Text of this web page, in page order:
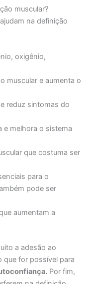
muscular?
na definição
oxigênio,
muscular e aumenta o
reduz sintomas do
e melhora o sistema
que costuma ser
para o
pode ser
aumentam a
a adesão ao
que for possível para
Por fim,